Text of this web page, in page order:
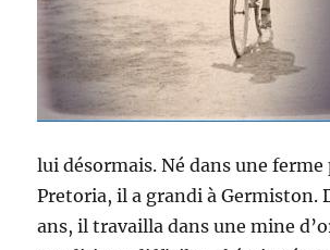
lui désormais. Né dans une ferme
Pretoria, il a grandi à Germiston.
ans, il travailla dans une mine